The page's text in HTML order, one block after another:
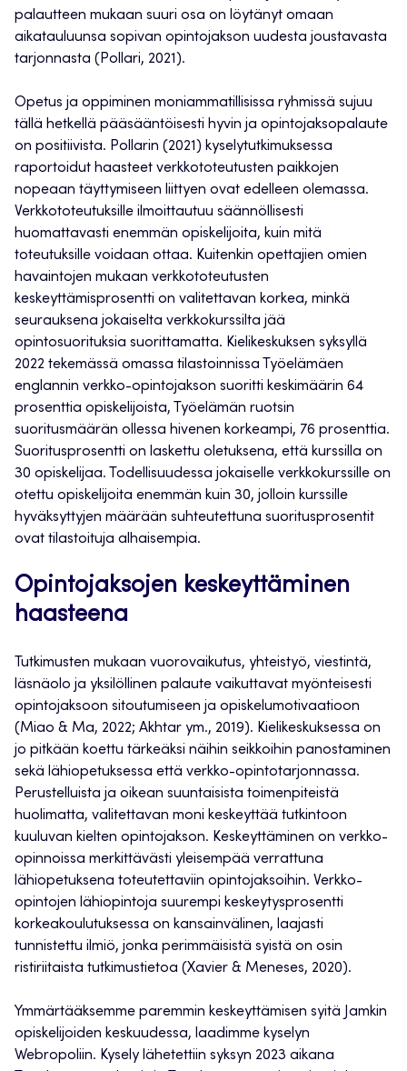
palautteen mukaan suuri osa on löytänyt omaan
aikatauluunsa sopivan opintojakson uudesta joustavasta
tarjonnasta (Pollari, 2021).
Opetus ja oppiminen moniammatillisissa ryhmissä sujuu
tällä hetkellä pääsääntöisesti hyvin ja opintojaksopalaute
on positiivista. Pollarin (2021) kyselytutkimuksessa
raportoidut haasteet verkkototeutusten paikkojen
nopeaan täyttymiseen liittyen ovat edelleen olemassa.
Verkkototeutuksille ilmoittautuu säännöllisesti
huomattavasti enemmän opiskelijoita, kuin mitä
toteutuksille voidaan ottaa. Kuitenkin opettajien omien
havaintojen mukaan verkkototeutusten
keskeyttämisprosentti on valitettavan korkea, minkä
seurauksena jokaiselta verkkokurssilta jää
opintosuorituksia suorittamatta. Kielikeskuksen syksyllä
2022 tekemässä omassa tilastoinnissa Työelämäen
englannin verkko-opintojakson suoritti keskimäärin 64
prosenttia opiskelijoista, Työelämän ruotsin
suoritusmäärän ollessa hivenen korkeampi, 76 prosenttia.
Suoritusprosentti on laskettu oletuksena, että kurssilla on
30 opiskelijaa. Todellisuudessa jokaiselle verkkokurssille on
otettu opiskelijoita enemmän kuin 30, jolloin kurssille
hyväksyttyjen määrään suhteutettuna suoritusprosentit
ovat tilastoituja alhaisempia.
Opintojaksojen keskeyttäminen
haasteena
Tutkimusten mukaan vuorovaikutus, yhteistyö, viestintä,
läsnäolo ja yksilöllinen palaute vaikuttavat myönteisesti
opintojaksoon sitoutumiseen ja opiskelumotivaatioon
(Miao & Ma, 2022; Akhtar ym., 2019). Kielikeskuksessa on
jo pitkään koettu tärkeäksi näihin seikkoihin panostaminen
sekä lähiopetuksessa että verkko-opintotarjonnassa.
Perustelluista ja oikean suuntaisista toimenpiteistä
huolimatta, valitettavan moni keskeyttää tutkintoon
kuuluvan kielten opintojakson. Keskeyttäminen on verkko-
opinnoissa merkittävästi yleisempää verrattuna
lähiopetuksena toteutettaviin opintojaksoihin. Verkko-
opintojen lähiopintoja suurempi keskeytysprosentti
korkeakoulutuksessa on kansainvälinen, laajasti
tunnistettu ilmiö, jonka perimmäisistä syistä on osin
ristiriitaista tutkimustietoa (Xavier & Meneses, 2020).
Ymmärtääksemme paremmin keskeyttämisen syitä Jamkin
opiskelijoiden keskuudessa, laadimme kyselyn
Webropoliin. Kysely lähetettiin syksyn 2023 aikana